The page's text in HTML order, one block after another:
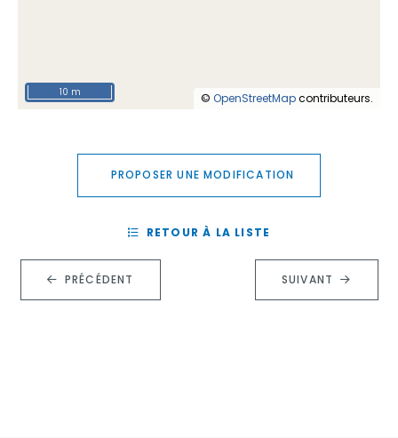
© OpenStreetMapcontributeurs.
10 m
PROPOSER UNE MODIFICATION
PRÉCÉDENT
RETOUR À LA LISTE
SUIVANT